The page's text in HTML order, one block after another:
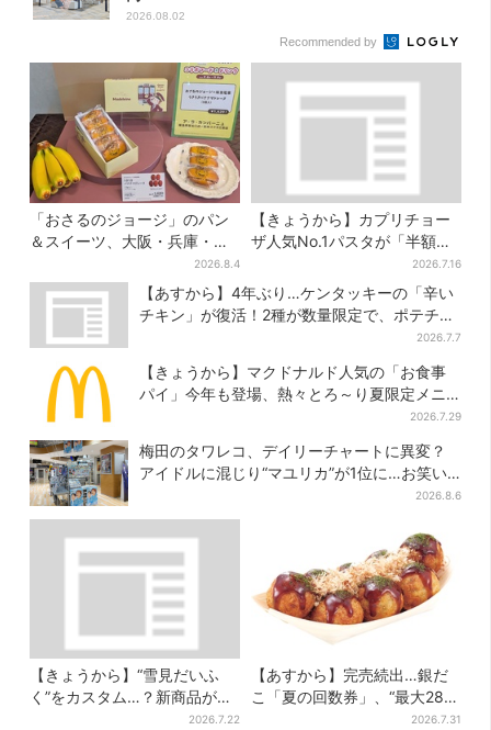
2026.08.02
Recommended by
「おさるのジョージ」のパン
＆スイーツ、大阪・兵庫・京
都限定で【きょうから】発売
スタート
2026.8.4
【きょうから】カプリチョー
ザ人気No.1パスタが「半額」
に！大創業祭の第2弾まもなく
スタート
2026.7.16
【あすから】4年ぶり…ケンタッキーの「辛い
チキン」が復活！2種が数量限定で、ポテチと
2026.7.7
【きょうから】マクドナルド人気の「お食事
パイ」今年も登場、熱々とろ～り夏限定メニ
2026.7.29
梅田のタワレコ、デイリーチャートに異変？
アイドルに混じり“マユリカ”が1位に…お笑い
2026.8.6
【きょうから】“雪見だいふ
く”をカスタム…？新商品が初
登場！阪急うめだ「アイスフ
2026.7.22
【あすから】完売続出…銀だ
こ「夏の回数券」、“最大2811
2026.7.31